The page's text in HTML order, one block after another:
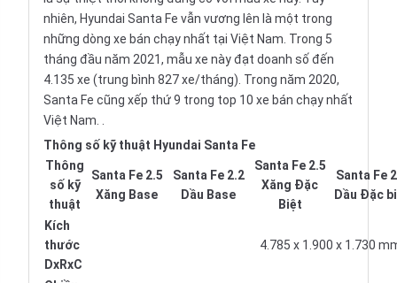
nhiên, Hyundai Santa Fe vẫn vương lên là một trong
những dòng xe bán chạy nhất tại Việt Nam. Trong 5
tháng đầu năm 2021, mẫu xe này đạt doanh số đến
4.135 xe (trung bình 827 xe/tháng). Trong năm 2020,
Santa Fe cũng xếp thứ 9 trong top 10 xe bán chạy nhất
Việt Nam. .
Thông số kỹ thuật Hyundai Santa Fe
Thông
số kỹ
thuật
Santa Fe 2.5
Xăng Base
Santa Fe 2.2
Dầu Base
Santa Fe 2.5
Xăng Đặc
Biệt
Santa Fe
Dầu Đặc
Kích
thước
DxRxC
4.785 x 1.900 x 1.730